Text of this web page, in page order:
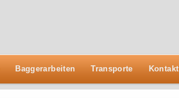
Baggerarbeiten Transporte Kontakt